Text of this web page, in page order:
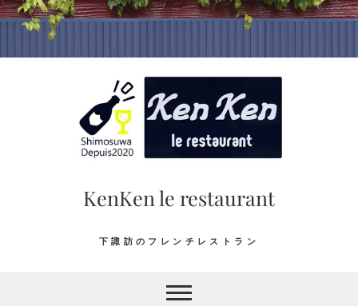
Skip
KenKen le restaurant
下諏訪のフレンチレストラン